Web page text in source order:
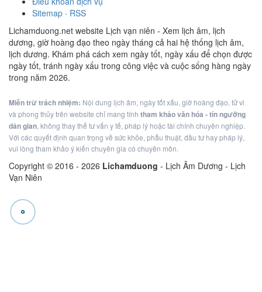
Sitemap · RSS
Lichamduong.net website Lịch vạn niên - Xem lịch âm, lịch
dương, giờ hoàng đạo theo ngày tháng cả hai hệ thống lịch âm,
lịch dương. Khám phá cách xem ngày tốt, ngày xấu để chọn được
ngày tốt, tránh ngày xấu trong công việc và cuộc sống hàng ngày
trong năm 2026.
Miễn trừ trách nhiệm: Nội dung lịch âm, ngày tốt xấu, giờ hoàng đạo, tử vi
và phong thủy trên website chỉ mang tính tham khảo văn hóa - tín ngưỡng
dân gian, không thay thế tư vấn y tế, pháp lý hoặc tài chính chuyên nghiệp.
Với các quyết định quan trọng về sức khỏe, phẫu thuật, đầu tư hay pháp lý,
vui lòng tham khảo ý kiến chuyên gia có chuyên môn.
Copyright © 2016 - 2026 Lichamduong - Lịch Âm Dương - Lịch
Vạn Niên